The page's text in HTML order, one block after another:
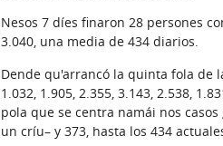
Nesos 7 díes finaron 28 persones
3.040, una media de 434 diarios.
Dende qu'arrancó la quinta fola de
1.032, 1.905, 2.355, 3.143, 2.538,
pola que se centra namái nos
un críu– y 373, hasta los 434